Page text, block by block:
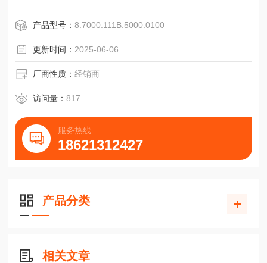
其他不同的法兰版本。
如，RI58带同步法兰和10mm轴：也可夹紧法兰和10mm轴
+同步法兰适配器(1522328)。
174编码器计数器指示器继电器打印机切纸机
RI58-Ｔ;4...2500
Ａ=直流5
产品型号：8.7000.111B.5000.0100
更新时间： 2025-06-06
厂商性质：经销商
访问量：817
服务热线
18621312427
产品分类
相关文章